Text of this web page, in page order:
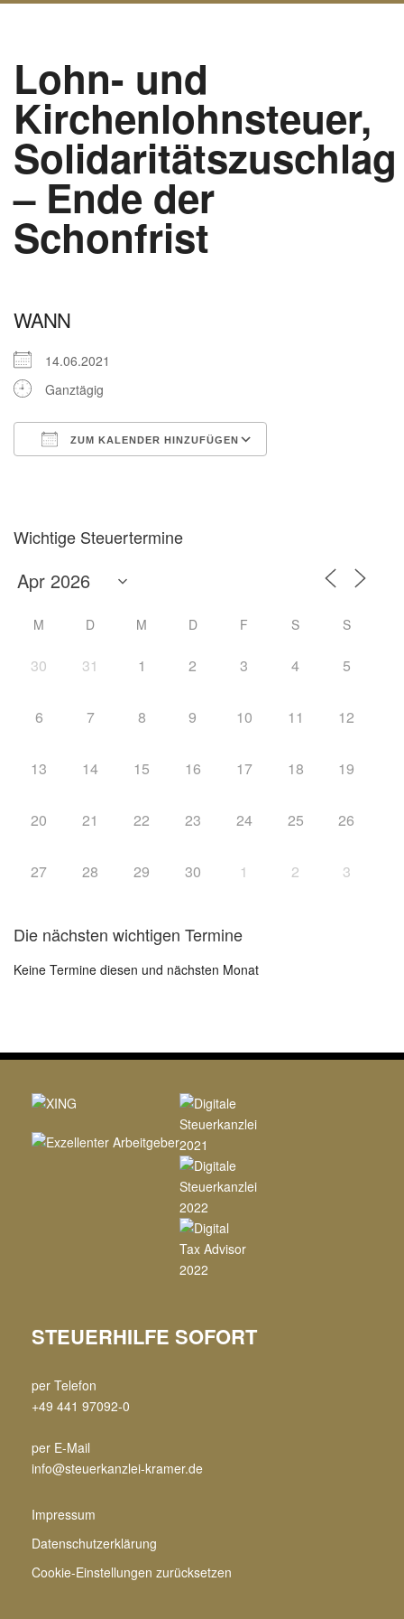
Lohn- und
Kirchenlohnsteuer,
Solidaritätszuschlag
– Ende der
Schonfrist
WANN
14.06.2021
Ganztägig
ZUM KALENDER HINZUFÜGEN
Wichtige Steuertermine
M D M D F S S
30 31 1 2 3 4 5
6 7 8 9 10 11 12
13 14 15 16 17 18 19
20 21 22 23 24 25 26
27 28 29 30 1 2 3
Die nächsten wichtigen Termine
Keine Termine diesen und nächsten Monat
STEUERHILFE SOFORT
per Telefon
+49 441 97092-0
per E-Mail
info@steuerkanzlei-kramer.de
Impressum
Datenschutzerklärung
Cookie-Einstellungen zurücksetzen